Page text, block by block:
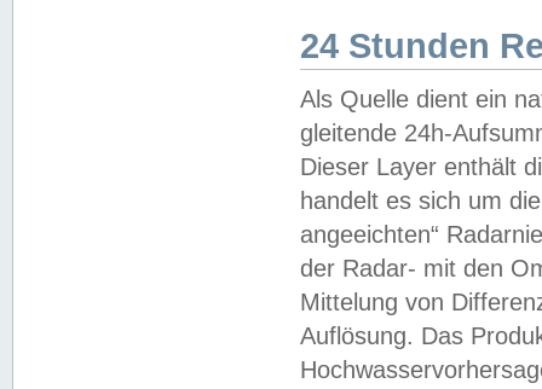
24 Stunden
Als Quelle dient ein
gleitende 24h-
Dieser Layer enthält
handelt es sich um
angeeichten“
der Radar- mit den
Mittelung von
Auflösung. Das